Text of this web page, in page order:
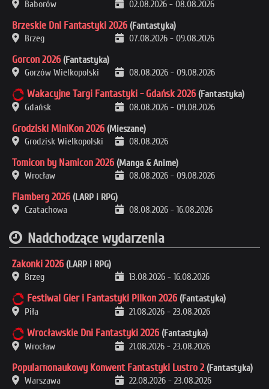
Baborów
02.08.2026 - 08.08.2026
Brzeskie Dni Fantastyki 2026 (Fantastyka)
Brzeg
07.08.2026 - 09.08.2026
Gorcon 2026 (Fantastyka)
Gorzów Wielkopolski
08.08.2026 - 09.08.2026
Wakacyjne Targi Fantastyki - Gdańsk 2026 (Fantastyka)
Gdańsk
08.08.2026 - 09.08.2026
Grodziski MiniKon 2026 (Mieszane)
Grodzisk Wielkopolski
08.08.2026
Tomicon by Namicon 2026 (Manga & Anime)
Wrocław
08.08.2026 - 09.08.2026
Flamberg 2026 (LARP i RPG)
Czatachowa
08.08.2026 - 16.08.2026
Nadchodzące wydarzenia
Zakonki 2026 (LARP i RPG)
Brzeg
13.08.2026 - 16.08.2026
Festiwal Gier i Fantastyki Pilkon 2026 (Fantastyka)
Piła
21.08.2026 - 23.08.2026
Wrocławskie Dni Fantastyki 2026 (Fantastyka)
Wrocław
21.08.2026 - 23.08.2026
Popularnonaukowy Konwent Fantastyki Lustro 2 (Fantastyka)
Warszawa
22.08.2026 - 23.08.2026